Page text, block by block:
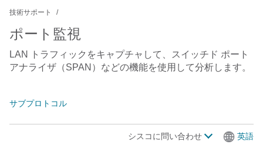
技術サポート
ポート監視
LAN トラフィックをキャプチャして、スイッチド ポート
アナライザ（SPAN）などの機能を使用して分析します。
サブプロトコル
シスコに問い合わせ 英語